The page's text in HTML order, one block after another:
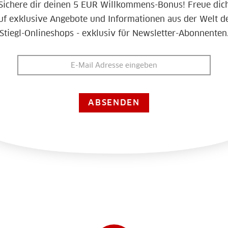
dir deinen 5 EUR Willkommens-Bonus! Freue
exklusive Angebote und Informationen aus der Welt
Onlineshops - exklusiv für Newsletter-Abonnenten.